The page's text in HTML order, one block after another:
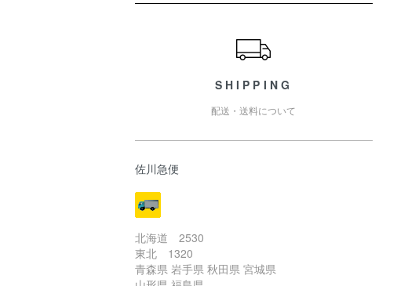
SHIPPING
配送・送料について
佐川急便
北海道 2530
東北 1320
青森県 岩手県 秋田県 宮城県